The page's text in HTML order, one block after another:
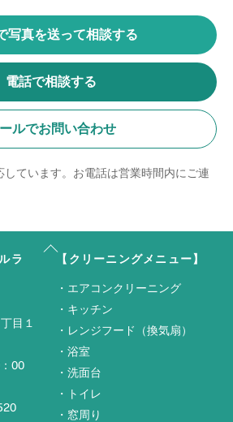
写真を送って相談する
電話で相談する
ルでお問い合わせ
ています。お電話は営業時間内にご連
Back
To
Top
ラ
目１
00
【クリーニングメニュー】
・ エアコンクリーニング
・ キッチン
・ レンジフード（換気扇）
・浴室
・洗面台
・
トイレ
・ 窓周り